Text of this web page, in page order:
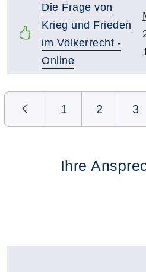
Die Frage von
Krieg und Frieden
im Völkerrecht -
Online
1 2 3
Ihre